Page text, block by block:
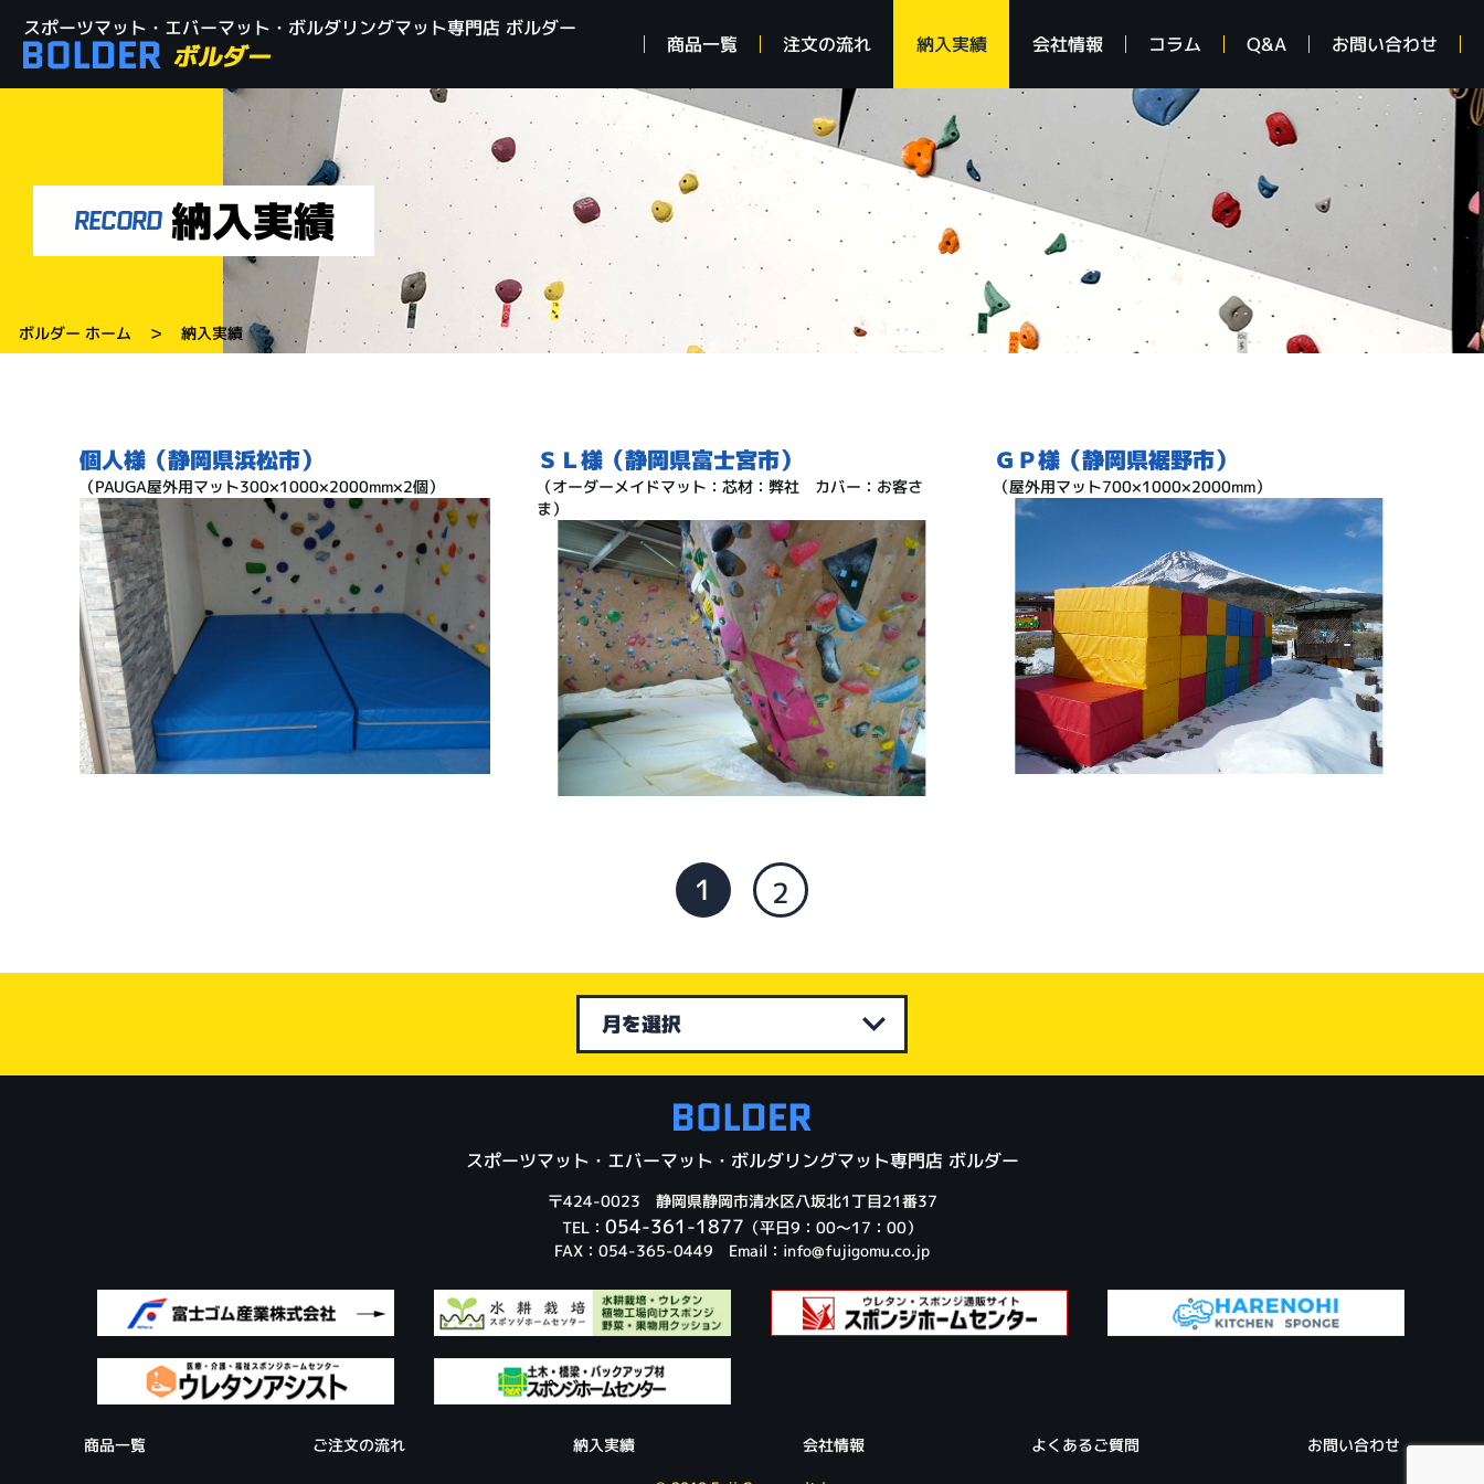
スポーツマット・エバーマット・ボルダリングマット専門店 ボルダー
商品一覧 注文の流れ 納入実績 会社情報 コラム Q&A お問い合わせ
RECORD 納入実績
ボルダー ホーム > 納入実績
個人様（静岡県浜松市）
（PAUGA屋外用マット300×1000×2000mm×2個）
ＳＬ様（静岡県富士宮市）
（オーダーメイドマット：芯材：弊社 カバー：お客さ
ま）
ＧＰ様（静岡県裾野市）
（屋外用マット700×1000×2000mm）
1 2
スポーツマット・エバーマット・ボルダリングマット専門店 ボルダー
〒424-0023 静岡県静岡市清水区八坂北1丁目21番37
TEL： 054-361-1877 （平日9：00～17：00）
FAX：054-365-0449 Email： info@fujigomu.co.jp
商品一覧 ご注文の流れ 納入実績 会社情報 よくあるご質問 お問い合わせ